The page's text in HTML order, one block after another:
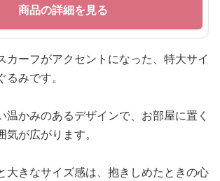
商品の詳細を見る
カーフがアクセントになった、特大サイ
みです。
温かみのあるデザインで、お部屋に置く
が広がります。
大きなサイズ感は、抱きしめたときの心